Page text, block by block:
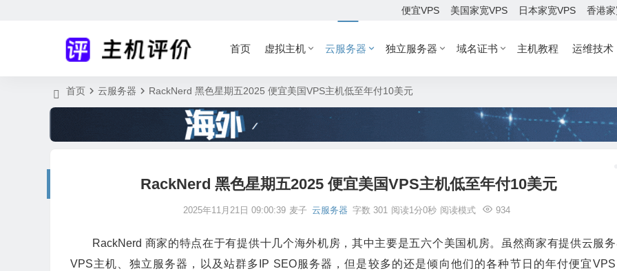
便宜VPS 美国家宽VPS 日本家宽VPS 香港
首页 虚拟主机 云服务器 独立服务器 域名证书 主机教程 运维技术
首页 云服务器 RackNerd 黑色星期五2025 便宜美国VPS主机低至年付10美元
RackNerd 黑色星期五2025 便宜美国VPS主机低至年付10美元
2025年11月21日 09:00:39 麦子 云服务器 934
字数 301 阅读1分0秒 阅读模式
RackNerd 商家的特点在于有提供十几个海外机房，其中主要是五六个美国机房。虽然商家有提供云服
VPS主机、独立服务器，以及站群多IP SEO服务器，但是较多的还是倾向他们的各种节日的年付便宜